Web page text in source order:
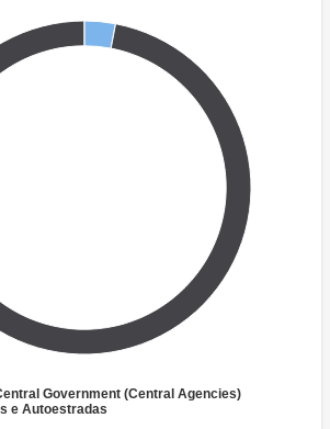
Government (Central Agencies)
e Autoestradas